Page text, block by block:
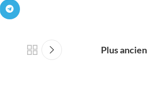
Plus ancien